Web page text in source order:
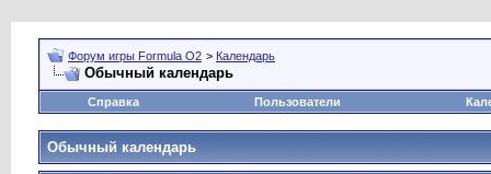
Форум игры Formula O2 > Календарь
Обычный календарь
Справка Пользователи
Обычный календарь